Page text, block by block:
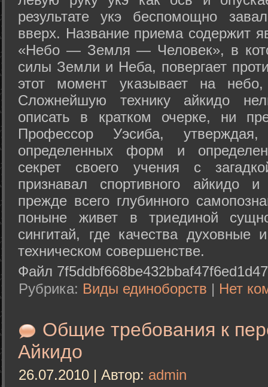
результате укэ беспомощно
вверх. Название приема содержит
«Небо — Земля — Человек», в
силы Земли и Неба, повергает
этот момент указывает на
Сложнейшую технику айкидо
описать в кратком очерке, ни
Профессор Уэсиба,
определенных форм и
секрет своего учения с
признавал спортивного айкидо
прежде всего глубинного
поныне живет в триединой
сингитай, где качества духовные
техническом совершенстве.
Файл
Рубрика: Виды единоборств | Нет
Общие требования к
Айкидо
26.07.2010 | Автор: admin